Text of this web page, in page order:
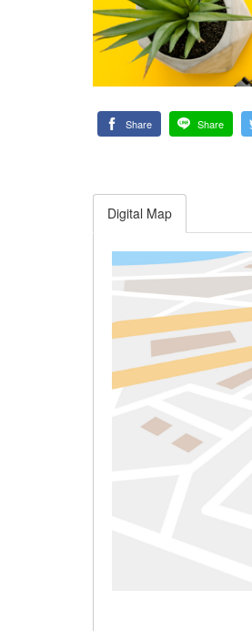
Share Share
Digital Map